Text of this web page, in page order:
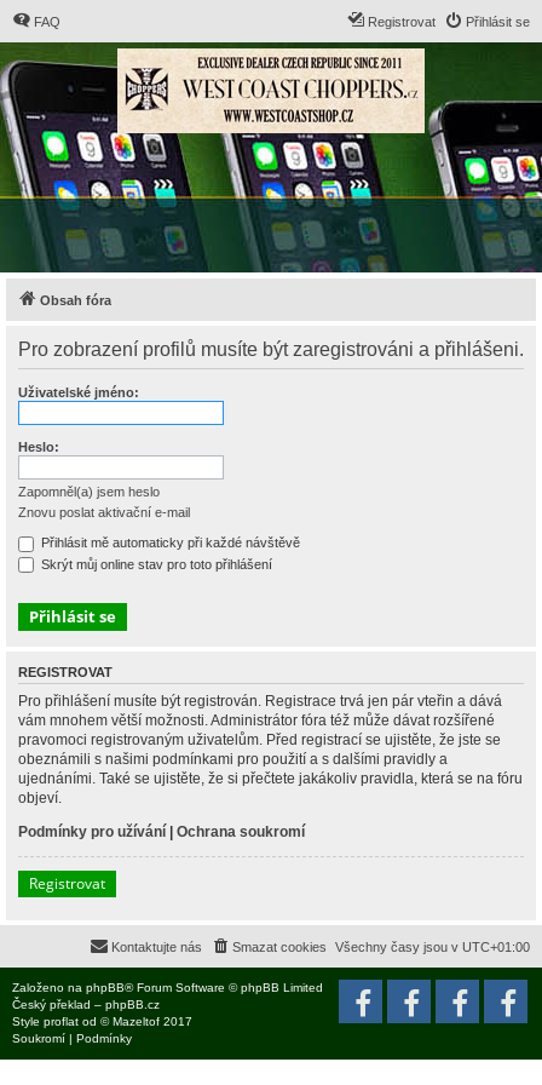
FAQ Přihlásit se
Registrovat
Obsah fóra
Pro zobrazení profilů musíte být zaregistrováni a přihlášeni.
Uživatelské jméno:
Heslo:
Zapomněl(a) jsem heslo
Znovu poslat aktivační e-mail
Přihlásit mě automaticky při každé návštěvě
Skrýt můj online stav pro toto přihlášení
REGISTROVAT
Pro přihlášení musíte být registrován. Registrace trvá jen pár vteřin a dává
vám mnohem větší možnosti. Administrátor fóra též může dávat rozšířené
pravomoci registrovaným uživatelům. Před registrací se ujistěte, že jste se
obeznámili s našimi podmínkami pro použití a s dalšími pravidly a
ujednáními. Také se ujistěte, že si přečtete jakákoliv pravidla, která se na fóru
objeví.
Podmínky pro užívání | Ochrana soukromí
Registrovat
Všechny časy jsou v UTC+01:00
Smazat cookies
Kontaktujte nás
Založeno na phpBB® Forum Software © phpBB Limited
Český překlad – phpBB.cz
Style proflat od ©Mazeltof 2017
Soukromí | Podmínky